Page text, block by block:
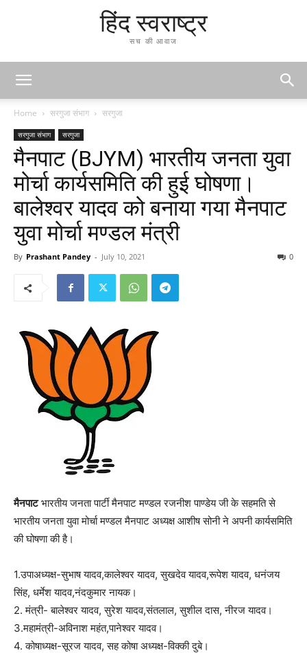
हिंद स्वराष्ट्र
सच की आवाज
Home सरगुजा संभाग सरगुजा
सरगुजा संभाग सरगुजा
मैनपाट (BJYM) भारतीय जनता युवा
मोर्चा कार्यसमिति की हुई घोषणा।
बालेश्वर यादव को बनाया गया मैनपाट
युवा मोर्चा मण्डल मंत्री
By Prashant Pandey - July 10, 2021 0
मैनपाटभारतीय जनता पार्टी मैनपाट मण्डल रजनीश पाण्डेय जी के सहमति से
भारतीय जनता युवा मोर्चा मण्डल मैनपाट अध्यक्ष आशीष सोनी ने अपनी कार्यसमिति
की घोषणा की है।
1.उपाअध्यक्ष-सुभाष यादव,कालेश्वर यादव, सुखदेव यादव,रूपेश यादव, धनंजय
सिंह, धर्मेश यादव,नंदकुमार नायक।
2. मंत्री- बालेश्वर यादव, सुरेश यादव,संतलाल, सुशील दास, नीरज यादव।
3.महामंत्री-अविनाश महंत,पानेश्वर यादव।
4. कोषाध्यक्ष-सूरज यादव, सह कोषा अध्यक्ष-विक्की दुबे।